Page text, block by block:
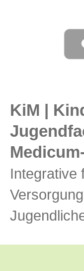
KiM |
Integrative